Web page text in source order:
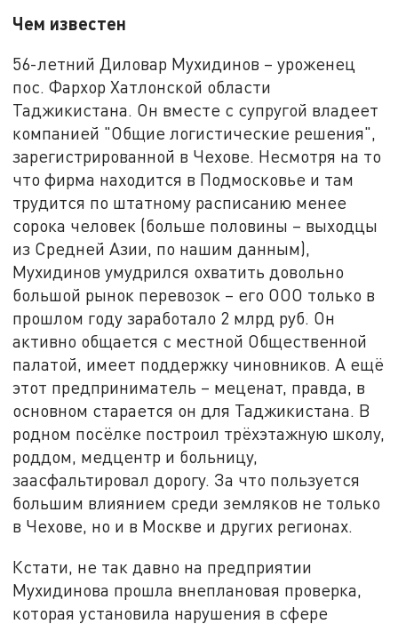
Чем известен
56-летний Диловар Мухидинов – уроженец
пос. Фархор Хатлонской области
Таджикистана. Он вместе с супругой владеет
компанией "Общие логистические решения",
зарегистрированной в Чехове. Несмотря на то
что фирма находится в Подмосковье и там
трудится по штатному расписанию менее
сорока человек (больше половины – выходцы
из Средней Азии, по нашим данным),
Мухидинов умудрился охватить довольно
большой рынок перевозок – его ООО только в
прошлом году заработало 2 млрд руб. Он
активно общается с местной Общественной
палатой, имеет поддержку чиновников. А ещё
этот предприниматель – меценат, правда, в
основном старается он для Таджикистана. В
родном посёлке построил трёхэтажную школу,
роддом, медцентр и больницу,
заасфальтировал дорогу. За что пользуется
большим влиянием среди земляков не только
в Чехове, но и в Москве и других регионах.
Кстати, не так давно на предприятии
Мухидинова прошла внеплановая проверка,
которая установила нарушения в сфере